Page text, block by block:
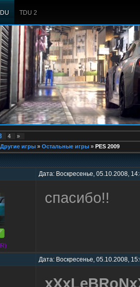
TDU 2
4
»
Другие игры » Остальные игры » PES 2009
Дата: Воскресенье, 05.10.2008,
спасибо!!
Дата: Воскресенье, 05.10.2008,